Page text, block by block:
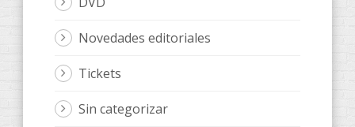
Novedades editoriales
Tickets
Sin categorizar